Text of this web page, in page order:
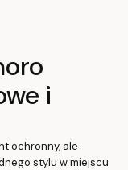
i
ochronny, ale
stylu w miejscu